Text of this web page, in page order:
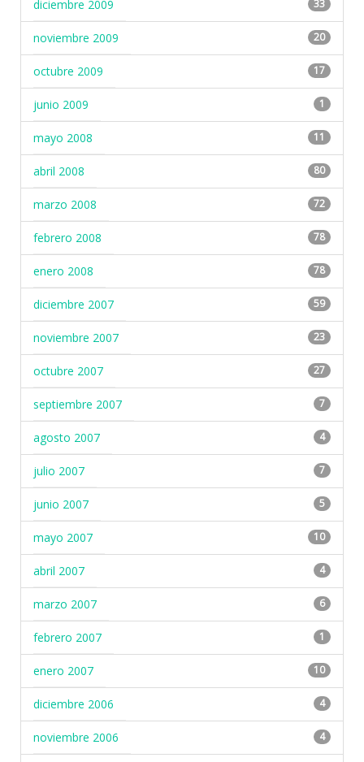
diciembre 2009 33
noviembre 2009 20
octubre 2009 17
junio 2009 1
mayo 2008 11
abril 2008 80
marzo 2008 72
febrero 2008 78
enero 2008 78
diciembre 2007 59
noviembre 2007 23
octubre 2007 27
septiembre 2007 7
agosto 2007 4
julio 2007 7
junio 2007 5
mayo 2007 10
abril 2007 4
marzo 2007 6
febrero 2007 1
enero 2007 10
diciembre 2006 4
noviembre 2006 4